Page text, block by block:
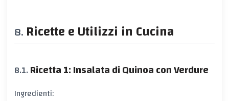
Ricette e Utilizzi in Cucina
Ricetta 1: Insalata di Quinoa con Verdure
Ingredienti: